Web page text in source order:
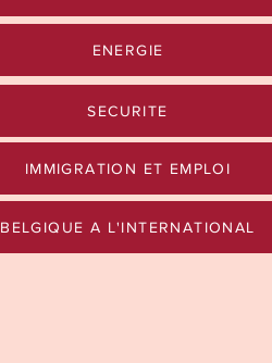
ENERGIE
SECURITE
IMMIGRATION ET EMPLOI
BELGIQUE A L'INTERNATIONAL